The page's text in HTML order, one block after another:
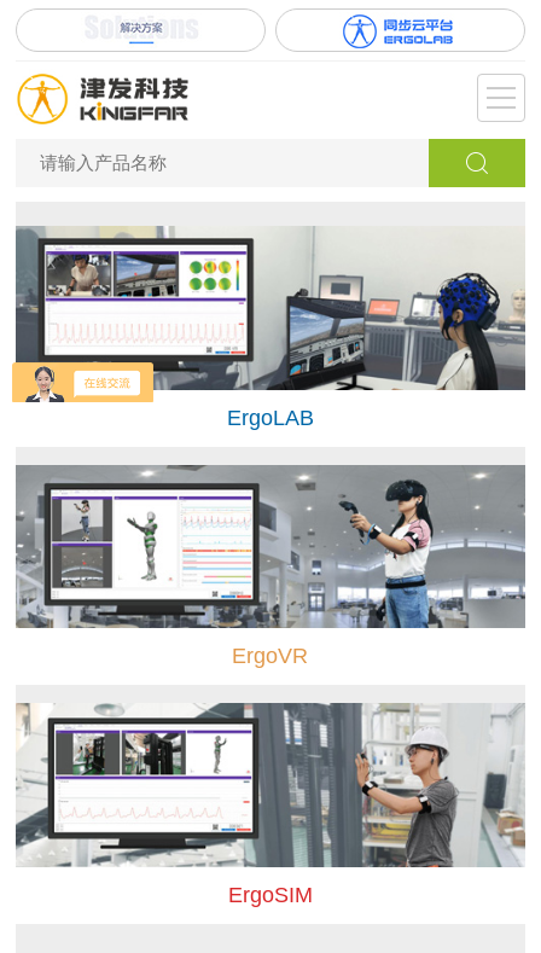
ErgoLAB
ErgoVR
ErgoSIM